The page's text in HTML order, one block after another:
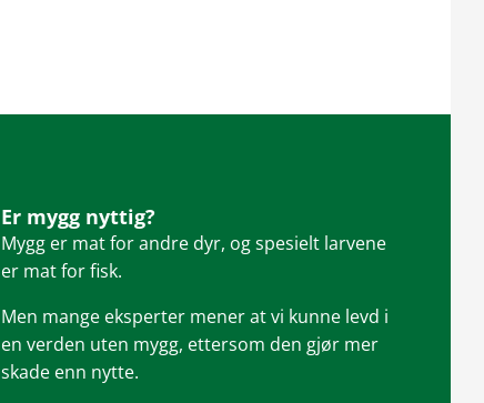
Er mygg nyttig?
Mygg er mat for andre dyr, og spesielt larvene
er mat for fisk.
Men mange eksperter mener at vi kunne levd i
en verden uten mygg, ettersom den gjør mer
skade enn nytte.